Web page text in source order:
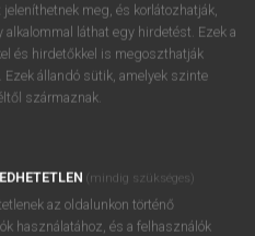
SZÓTÁR 5500
szótár angol jelentésekkel
foglalkozó
értelmezések nem
nyújtanak. A szótár
meg, és korlátozhatják,
alkalommal láthat egy hirdetést. Ezek a
és hirdetőkkel is megoszthatják
Ezek állandó sütik, amelyek szinte
származnak.
(mindig szükséges)
az oldalunkon történő
használatához, és a felhasználók